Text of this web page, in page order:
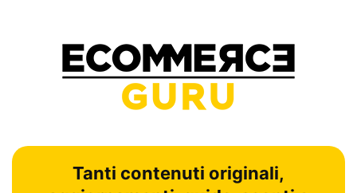
Tanti contenuti originali,